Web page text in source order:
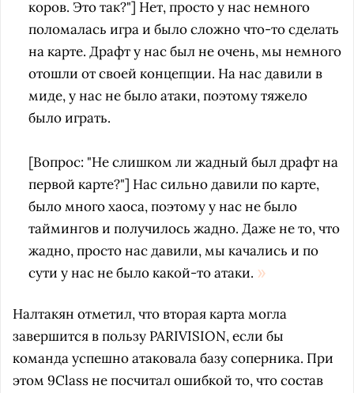
коров. Это так?"] Нет, просто у нас немного
поломалась игра и было сложно что-то сделать
на карте. Драфт у нас был не очень, мы немного
отошли от своей концепции. На нас давили в
миде, у нас не было атаки, поэтому тяжело
было играть.
[Вопрос: "Не слишком ли жадный был драфт на
первой карте?"] Нас сильно давили по карте,
было много хаоса, поэтому у нас не было
таймингов и получилось жадно. Даже не то, что
жадно, просто нас давили, мы качались и по
сути у нас не было какой-то атаки.
Налтакян отметил, что вторая карта могла
завершится в пользу PARIVISION, если бы
команда успешно атаковала базу соперника. При
этом 9Class не посчитал ошибкой то, что состав